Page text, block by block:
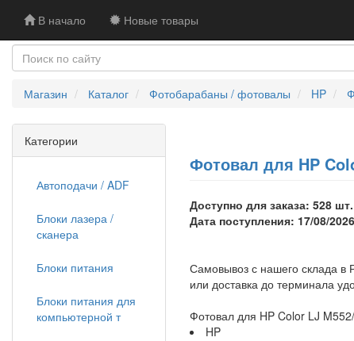
В начало Новые товары
Магазин Каталог Фотобарабаны / фотовалы HP
Фотовал для HP
Доступно для заказа: 528 шт.
Дата поступления: 17/08/2026
Самовывоз с нашего склада в
или доставка до терминала
Фотовал для HP Color LJ
HP
Категории
Автоподачи / ADF
Блоки лазера /
сканера
Блоки питания
Блоки питания для
компьютерной т